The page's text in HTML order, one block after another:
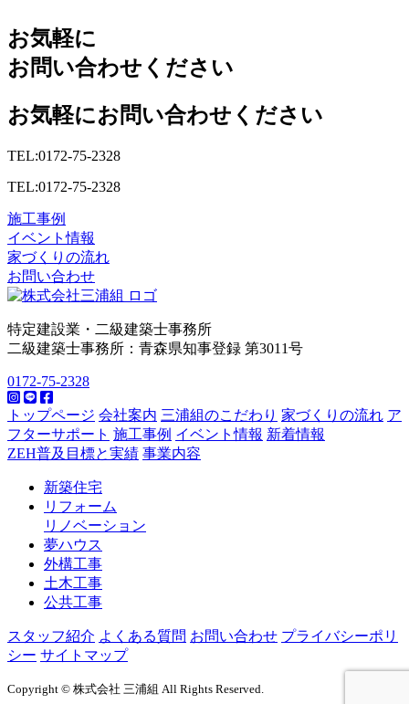
お気軽に
お問い合わせください
お気軽にお問い合わせください
TEL:0172-75-2328
TEL:0172-75-2328
施工事例
イベント情報
家づくりの流れ
お問い合わせ
特定建設業・二級建築士事務所
二級建築士事務所：青森県知事登録 第3011号
0172-75-2328
トップページ 会社案内 三浦組のこだわり 家づくりの流れ ア
フターサポート 施工事例 イベント情報 新着情報
ZEH普及目標と実績 事業内容
新築住宅
リフォーム
リノベーション
夢ハウス
外構工事
土木工事
公共工事
スタッフ紹介 よくある質問 お問い合わせ プライバシーポリ
シー サイトマップ
Copyright © 株式会社 三浦組 All Rights Reserved.